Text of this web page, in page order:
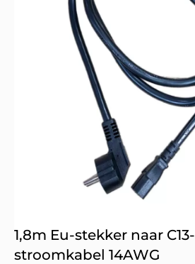
1,8m Eu-stekker naar C13-
stroomkabel 14AWG